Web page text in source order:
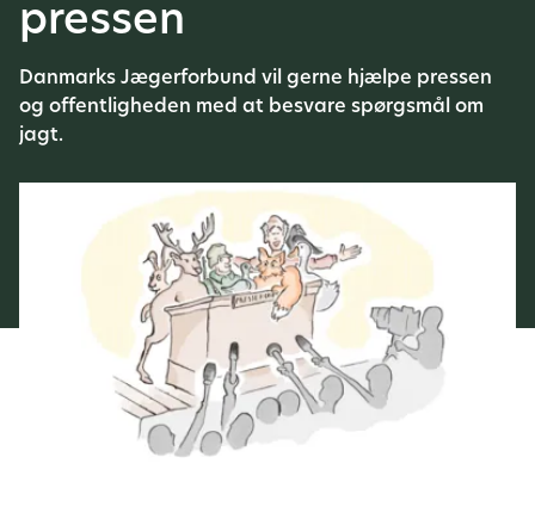
pressen
Danmarks Jægerforbund vil gerne hjælpe pressen
og offentligheden med at besvare spørgsmål om
jagt.